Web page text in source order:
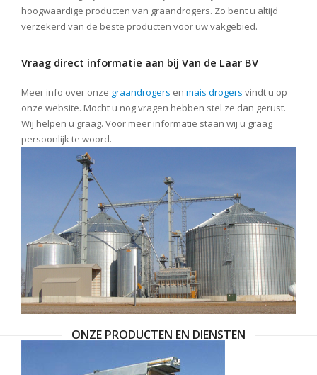
hoogwaardige producten van graandrogers. Zo bent u altijd
verzekerd van de beste producten voor uw vakgebied.
Vraag direct informatie aan bij Van de Laar BV
Meer info over onze graandrogers en mais drogers vindt u op
onze website. Mocht u nog vragen hebben stel ze dan gerust.
Wij helpen u graag. Voor meer informatie staan wij u graag
persoonlijk te woord.
ONZE PRODUCTEN EN DIENSTEN